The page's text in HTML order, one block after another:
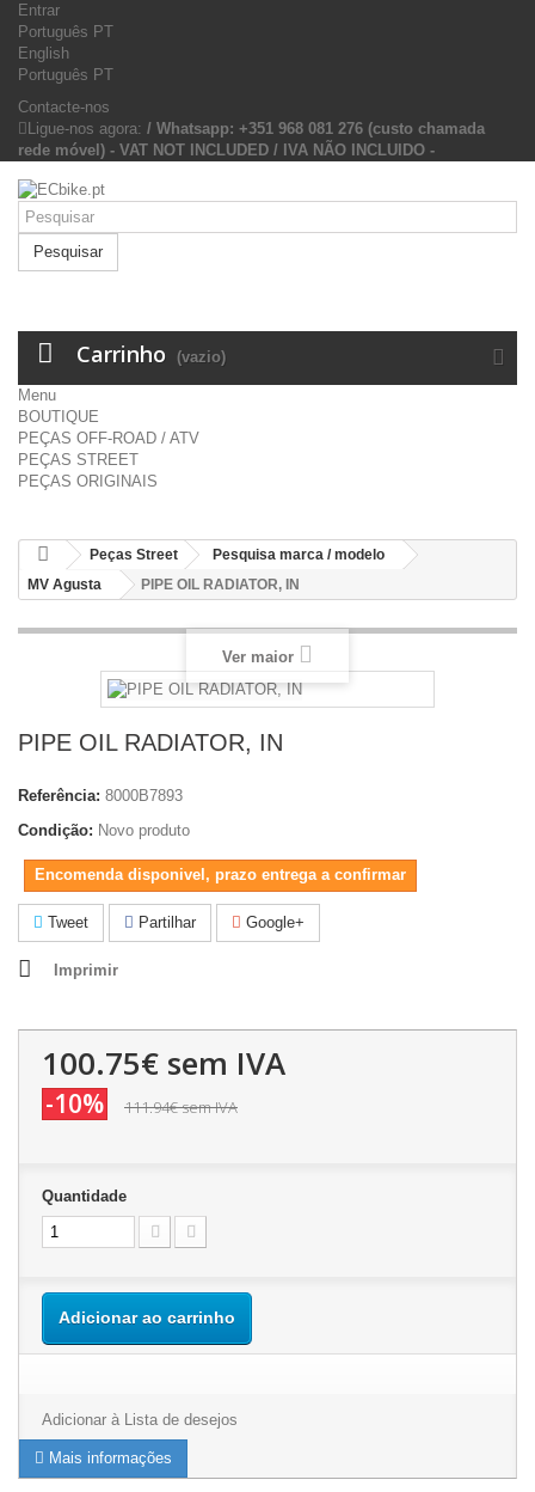
Entrar
Português PT
English
Português PT
Contacte-nos
Ligue-nos agora: / Whatsapp: +351 968 081 276 (custo chamada
rede móvel) - VAT NOT INCLUDED / IVA NÃO INCLUIDO -
Pesquisar
Carrinho (vazio)
Menu
BOUTIQUE
PEÇAS OFF-ROAD / ATV
PEÇAS STREET
PEÇAS ORIGINAIS
Peças Street
Pesquisa marca / modelo
MV Agusta
PIPE OIL RADIATOR, IN
Ver maior
PIPE OIL RADIATOR, IN
Referência: 8000B7893
Condição: Novo produto
Encomenda disponivel, prazo entrega a confirmar
Tweet Partilhar Google+
Imprimir
100.75€ sem IVA
-10% 111.94€sem IVA
Quantidade
Adicionar ao carrinho
Adicionar à Lista de desejos
Mais informações